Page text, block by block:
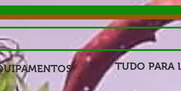
TUDO PARA